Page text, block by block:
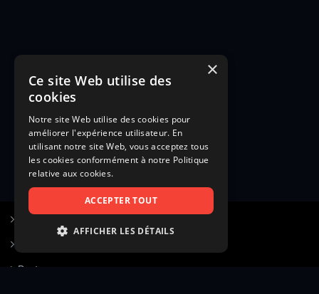
Poster une annonce
×
Ce site Web utilise des
cookies
Notre site Web utilise des cookies pour
améliorer l'expérience utilisateur. En
utilisant notre site Web, vous acceptez tous
les cookies conformément à notre Politique
relative aux cookies.
ACCEPTER TOUT
AFFICHER LES DÉTAILS